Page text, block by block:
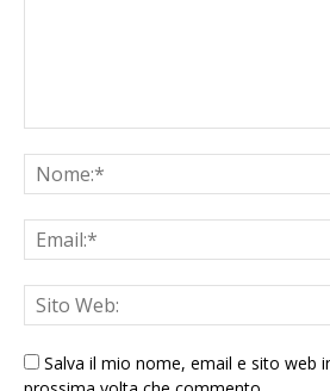
Salva il mio nome, email e sito web